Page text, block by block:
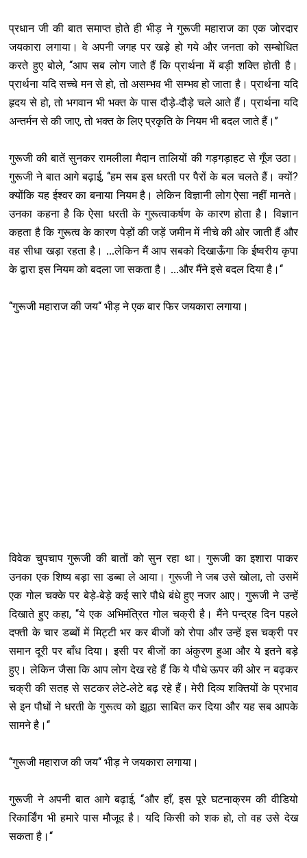
प्रधान जी की बात समाप्त होते ही भीड़ ने गुरूजी महाराज का एक जोरदार
जयकारा लगाया। वे अपनी जगह पर खड़े हो गये और जनता को सम्बोधित
करते हुए बोले, ‘‘आप सब लोग जाते हैं कि प्रार्थना में बड़ी शक्ति होती है।
प्रार्थना यदि सच्चे मन से हो,तो असम्भव भी सम्भव हो जाता है। प्रार्थना यदि
हृदय से हो,तो भगवान भी भक्त के पास दौड़े-दौड़े चले आते हैं। प्रार्थना यदि
अन्तर्मन से की जाए,तो भक्त के लिए प्रकृति के नियम भी बदल जाते हैं।’’
गुरूजी की बातें सुनकर रामलीला मैदान तालियों की गड़गड़ाहट से गूँज उठा।
गुरूजी ने बात आगे बढ़ाई, ‘‘हम सब इस धरती पर पैरों के बल चलते हैं। क्यों?
क्योंकि यह ईश्‍वर का बनाया नियम है। लेकिन विज्ञानी लोग ऐसा नहीं मानते।
उनका कहना है कि ऐसा धरती के गुरूत्वाकर्षण के कारण होता है। विज्ञान
कहता है कि गुरूत्व के कारण पेड़ों की जड़ें जमीन में नीचे की ओर जाती हैं और
वह सीधा खड़ा रहता है। ...लेकिन मैं आप सबको दिखाऊँगा कि ईष्वरीय कृपा
के द्वारा इस नियम को बदला जा सकता है। ...और मैंने इसे बदल दिया है।‘‘
‘‘गुरूजी महाराज की जय‘‘भीड़ ने एक बार फिर जयकारा लगाया।
विवेक चुपचाप गुरूजी की बातों को सुन रहा था। गुरूजी का इशारा पाकर
उनका एक शिष्‍य बड़ा सा डब्बा ले आया। गुरूजी ने जब उसे खोला,तो उसमें
एक गोल चक्के पर बेड़े-बेड़े कई सारे पौधे बंधे हुए नजर आए। गुरूजी ने उन्हें
दिखाते हुए कहा, ‘‘ये एक अभिमंत्रित गोल चक्री है। मैंने पन्द्रह दिन पहले
दफ्ती के चार डब्बों में मिट्टी भर कर बीजों को रोपा और उन्हें इस चक्री पर
समान दूरी पर बाँध दिया। इसी पर बीजों का अंकुरण हुआ और ये इतने बड़े
हुए। लेकिन जैसा कि आप लोग देख रहे हैं कि ये पौधे ऊपर की ओर न बढ़कर
चक्री की सतह से सटकर लेटे-लेटे बढ़ रहे हैं। मेरी दिव्य शक्तियों के प्रभाव
से इन पौधों ने धरती के गुरूत्व को झूठा साबित कर दिया और यह सब आपके
सामने है।‘‘
‘‘गुरूजी महाराज की जय‘‘भीड़ ने जयकारा लगाया।
गुरूजी ने अपनी बात आगे बढ़ाई, ‘‘और हाँ,इस पूरे घटनाक्रम की वीडियो
रिकार्डिंग भी हमारे पास मौजूद है। यदि किसी को शक हो,तो वह उसे देख
सकता है।‘‘